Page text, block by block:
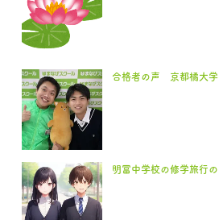
合格者の声 京都橘大学(
明冨中学校の修学旅行